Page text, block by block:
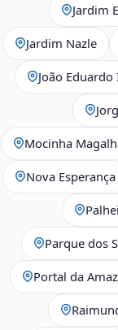
Jardim
Jardim Nazle
João Eduardo
Mocinha
Nova Esperança
Parque dos
Portal da